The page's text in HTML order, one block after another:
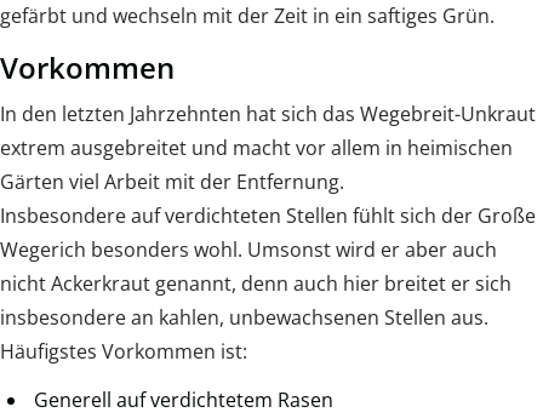
gefärbt und wechseln mit der Zeit in ein saftiges Grün.
Vorkommen
In den letzten Jahrzehnten hat sich das Wegebreit-Unkraut
extrem ausgebreitet und macht vor allem in heimischen
Gärten viel Arbeit mit der Entfernung.
Insbesondere auf verdichteten Stellen fühlt sich der Große
Wegerich besonders wohl. Umsonst wird er aber auch
nicht Ackerkraut genannt, denn auch hier breitet er sich
insbesondere an kahlen, unbewachsenen Stellen aus.
Häufigstes Vorkommen ist:
Generell auf verdichtetem Rasen